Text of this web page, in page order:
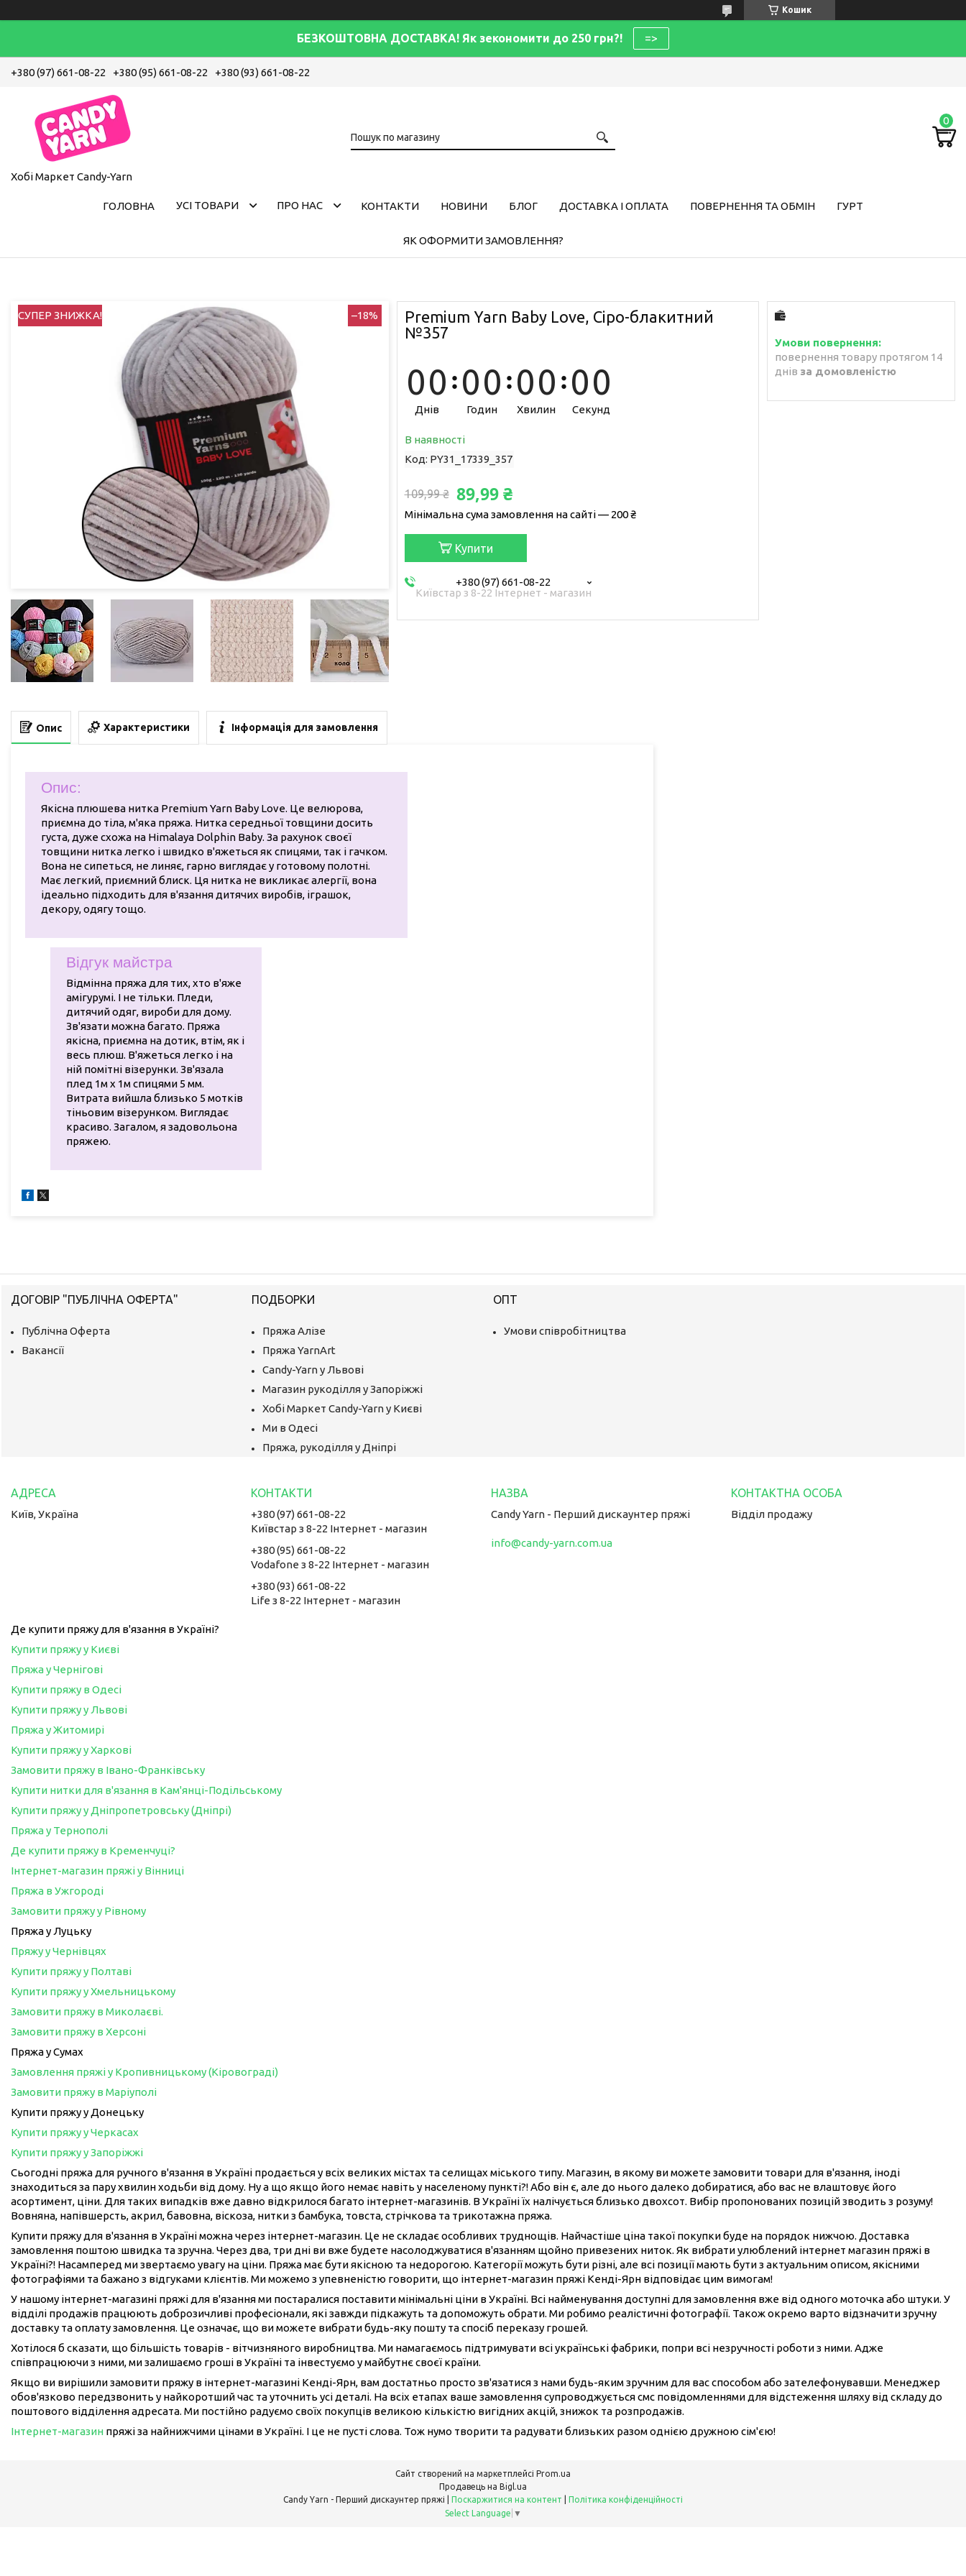
Кошик
БЕЗКОШТОВНА ДОСТАВКА! Як зекономити до 250 грн?! =>
+380 (97) 661-08-22 +380 (95) 661-08-22 +380 (93) 661-08-22
Хобі Маркет Candy-Yarn
ГОЛОВНА УСІ ТОВАРИ ПРО НАС КОНТАКТИ НОВИНИ БЛОГ ДОСТАВКА І ОПЛАТА ПОВЕРНЕННЯ ТА ОБМІН ГУРТ
ЯК ОФОРМИТИ ЗАМОВЛЕННЯ?
СУПЕР ЗНИЖКА! –18%
Premium Yarn Baby Love, Сіро-блакитний
№357
00
Днів
00
Годин
00
Хвилин
00
Секунд
В наявності
Код: PY31_17339_357
109,99 ₴ 89,99 ₴
Мінімальна сума замовлення на сайті — 200 ₴
Купити
+380 (97) 661-08-22
Київстар з 8-22 Інтернет - магазин
повернення товару протягом 14
днів за домовленістю
Опис Характеристики Інформація для замовлення
Опис:
Якісна плюшева нитка Premium Yarn Baby Love. Це велюрова,
приємна до тіла, м'яка пряжа. Нитка середньої товщини досить
густа, дуже схожа на Himalaya Dolphin Baby. За рахунок своєї
товщини нитка легко і швидко в'яжеться як спицями, так і гачком.
Вона не сипеться, не линяє, гарно виглядає у готовому полотні.
Має легкий, приємний блиск. Ця нитка не викликає алергії, вона
ідеально підходить для в'язання дитячих виробів, іграшок,
декору, одягу тощо.
Відгук майстра
Відмінна пряжа для тих, хто в'яже
амігурумі. І не тільки. Пледи,
дитячий одяг, вироби для дому.
Зв'язати можна багато. Пряжа
якісна, приємна на дотик, втім, як і
весь плюш. В'яжеться легко і на
ній помітні візерунки. Зв'язала
плед 1м х 1м спицями 5 мм.
Витрата вийшла близько 5 мотків
тіньовим візерунком. Виглядає
красиво. Загалом, я задовольона
пряжею.
ДОГОВІР "ПУБЛІЧНА ОФЕРТА"
Публічна Оферта
Вакансії
ПОДБОРКИ
Пряжа Алізе
Пряжа YarnArt
Candy-Yarn у Львові
Магазин рукоділля у Запоріжжі
Хобі Маркет Candy-Yarn у Києві
Ми в Одесі
Пряжа, рукоділля у Дніпрі
ОПТ
Умови співробітництва
Київ, Україна
+380 (97) 661-08-22
Київстар з 8-22 Інтернет - магазин
+380 (95) 661-08-22
Vodafone з 8-22 Інтернет - магазин
+380 (93) 661-08-22
Life з 8-22 Інтернет - магазин
Candy Yarn - Перший дискаунтер пряжі
info@candy-yarn.com.ua
Відділ продажу
Де купити пряжу для в'язання в Україні?
Купити пряжу у Києві
Пряжа у Чернігові
Купити пряжу в Одесі
Купити пряжу у Львові
Пряжа у Житомирі
Купити пряжу у Харкові
Замовити пряжу в Івано-Франківську
Купити нитки для в'язання в Кам'янці-Подільському
Купити пряжу у Дніпропетровську (Дніпрі)
Пряжа у Тернополі
Де купити пряжу в Кременчуці?
Інтернет-магазин пряжі у Вінниці
Пряжа в Ужгороді
Замовити пряжу у Рівному
Пряжа у Луцьку
Пряжу у Чернівцях
Купити пряжу у Полтаві
Купити пряжу у Хмельницькому
Замовити пряжу в Миколаєві.
Замовити пряжу в Херсоні
Пряжа у Сумах
Замовлення пряжі у Кропивницькому (Кіровограді)
Замовити пряжу в Маріуполі
Купити пряжу у Донецьку
Купити пряжу у Черкасах
Купити пряжу у Запоріжжі
Сьогодні пряжа для ручного в'язання в Україні продається у всіх великих містах та селищах міського типу. Магазин, в якому ви можете замовити товари для в'язання, іноді
знаходиться за пару хвилин ходьби від дому. Ну а що якщо його немає навіть у населеному пункті?! Або він є, але до нього далеко добиратися, або вас не влаштовує його
асортимент, ціни. Для таких випадків вже давно відкрилося багато інтернет-магазинів. В Україні їх налічується близько двохсот. Вибір пропонованих позицій зводить з розуму!
Вовняна, напівшерсть, акрил, бавовна, віскоза, нитки з бамбука, товста, стрічкова та трикотажна пряжа.
Купити пряжу для в'язання в Україні можна через інтернет-магазин. Це не складає особливих труднощів. Найчастіше ціна такої покупки буде на порядок нижчою. Доставка
замовлення поштою швидка та зручна. Через два, три дні ви вже будете насолоджуватися в'язанням щойно привезених ниток. Як вибрати улюблений інтернет магазин пряжі в
Україні?! Насамперед ми звертаємо увагу на ціни. Пряжа має бути якісною та недорогою. Категорії можуть бути різні, але всі позиції мають бути з актуальним описом, якісними
фотографіями та бажано з відгуками клієнтів. Ми можемо з упевненістю говорити, що інтернет-магазин пряжі Кенді-Ярн відповідає цим вимогам!
У нашому інтернет-магазині пряжі для в'язання ми постаралися поставити мінімальні ціни в Україні. Всі найменування доступні для замовлення вже від одного моточка або штуки. У
відділі продажів працюють доброзичливі професіонали, які завжди підкажуть та допоможуть обрати. Ми робимо реалістичні фотографії. Також окремо варто відзначити зручну
доставку та оплату замовлення. Це означає, що ви можете вибрати будь-яку пошту та спосіб переказу грошей.
Хотілося б сказати, що більшість товарів - вітчизняного виробництва. Ми намагаємось підтримувати всі українські фабрики, попри всі незручності роботи з ними. Адже
співпрацюючи з ними, ми залишаємо гроші в Україні та інвестуємо у майбутнє своєї країни.
Якщо ви вирішили замовити пряжу в інтернет-магазині Кенді-Ярн, вам достатньо просто зв'язатися з нами будь-яким зручним для вас способом або зателефонувавши. Менеджер
обов'язково передзвонить у найкоротший час та уточнить усі деталі. На всіх етапах ваше замовлення супроводжується смс повідомленнями для відстеження шляху від складу до
поштового відділення адресата. Ми постійно радуємо своїх покупців великою кількістю вигідних акцій, знижок та розпродажів.
Інтернет-магазин пряжі за найнижчими цінами в Україні. І це не пусті слова. Тож нумо творити та радувати близьких разом однією дружною сім'єю!
Сайт створений на маркетплейсі Prom.ua
Продавець на Bigl.ua
Поскаржитися на контент
Політика конфіденційності
Select Language ▼